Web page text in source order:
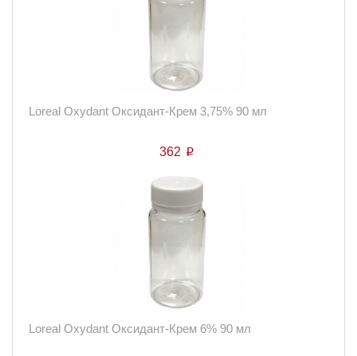
Loreal Oxydant Оксидант-Крем 3,75% 90 мл
362 p
Loreal Oxydant Оксидант-Крем 6% 90 мл